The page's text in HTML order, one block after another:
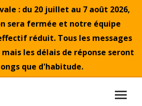
: du 20 juillet au 7 août 2026,
sera fermée et notre équipe
réduit. Tous les messages
les délais de réponse seront
que d'habitude.